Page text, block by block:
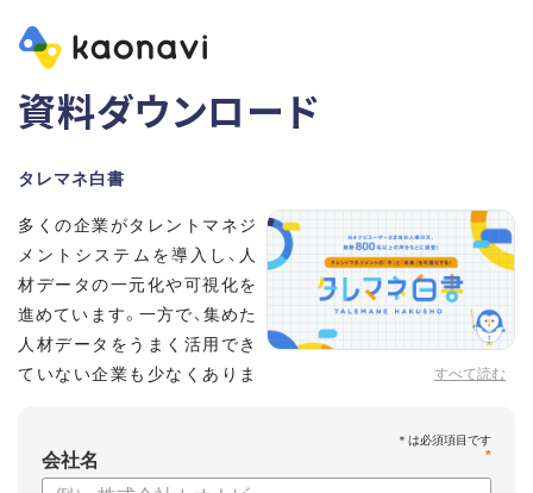
資料ダウンロード
タレマネ白書
すべて読む
多くの企業がタレントマネジ
メントシステムを導入し、人
材データの一元化や可視化を
進めています。一方で、集めた
人材データをうまく活用でき
ていない企業も少なくありま
こうした実情をふまえ、システム導入有無に留まらず、活用状
況や成果を明らかにすべく調査いたしました。
*
会社名